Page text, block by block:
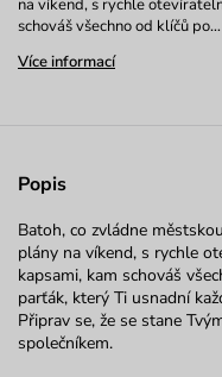
na víkend, s rychle
schováš všechno od klíčů po…
Více informací
Popis
Batoh, co zvládne
plány na víkend, s rychle
kapsami, kam schováš
parťák, který Ti usnadní
Připrav se, že se stane
společníkem.